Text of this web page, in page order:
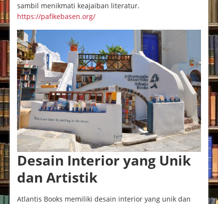
sambil menikmati keajaiban literatur.
https://pafikebasen.org/
Desain Interior yang Unik
dan Artistik
Atlantis Books memiliki desain interior yang unik dan